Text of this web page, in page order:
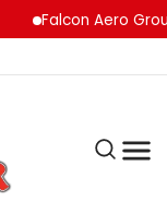
Falcon Aero Group,